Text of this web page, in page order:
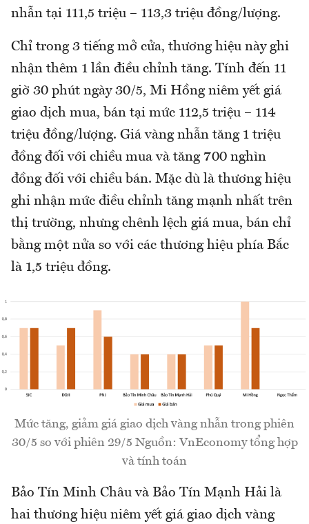
nhẫn tại 111,5 triệu – 113,3 triệu đồng/lượng.
Chỉ trong 3 tiếng mở cửa, thương hiệu này ghi
nhận thêm 1 lần điều chỉnh tăng. Tính đến 11
giờ 30 phút ngày 30/5, Mi Hồng niêm yết giá
giao dịch mua, bán tại mức 112,5 triệu – 114
triệu đồng/lượng. Giá vàng nhẫn tăng 1 triệu
đồng đối với chiều mua và tăng 700 nghìn
đồng đối với chiều bán. Mặc dù là thương hiệu
ghi nhận mức điều chỉnh tăng mạnh nhất trên
thị trường, nhưng chênh lệch giá mua, bán chỉ
bằng một nửa so với các thương hiệu phía Bắc
là 1,5 triệu đồng.
Mức tăng, giảm giá giao dịch vàng nhẫn trong phiên
30/5 so với phiên 29/5 Nguồn: VnEconomy tổng hợp
và tính toán
Bảo Tín Minh Châu và Bảo Tín Mạnh Hải là
hai thương hiệu niêm yết giá giao dịch vàng